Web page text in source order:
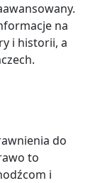
na
i historii, a
do
to
i